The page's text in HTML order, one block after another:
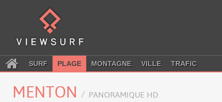
SURF PLAGE MONTAGNE VILLE TRAFIC
MENTON PANORAMIQUE HD